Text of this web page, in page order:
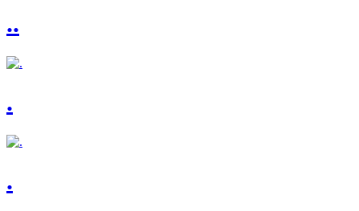
..
.
.